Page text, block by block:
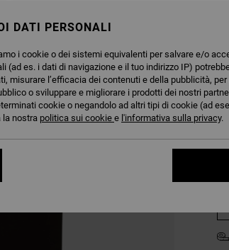
DATI PERSONALI
i cookie o dei sistemi equivalenti per salvare e/o
(ad es. i dati di navigazione e il tuo indirizzo IP)
misurare l’efficacia dei contenuti e della pubblicità,
o sviluppare e migliorare i prodotti dei nostri
cookie o negandolo ad altri tipi di cookie (ad
la nostra politica sui cookie e l'informativa sulla privacy.